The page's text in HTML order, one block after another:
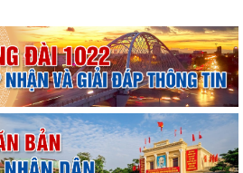
khu Cát Hải lan tỏa nghĩa tình từ những
tại Cụm di tích Đình, Chùa Gia Lộc
kiệu Đình Hoàng Châu: Gìn giữ, phát